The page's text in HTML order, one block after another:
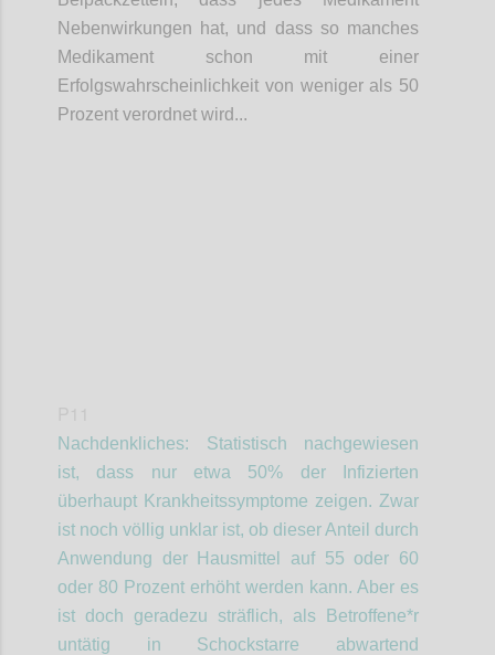
Nebenwirkungen hat, und dass so manches
Medikament schon mit einer
Erfolgswahrscheinlichkeit von weniger als 50
Prozent verordnet wird...
Nachdenkliches: Statistisch nachgewiesen
ist, dass nur etwa 50% der Infizierten
überhaupt Krankheitssymptome zeigen. Zwar
ist noch völlig unklar ist, ob dieser Anteil durch
Anwendung der Hausmittel auf 55 oder 60
oder 80 Prozent erhöht werden kann. Aber es
ist doch geradezu sträflich, als Betroffene*r
untätig in Schockstarre abwartend